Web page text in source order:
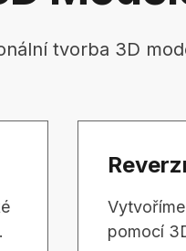
tvorba 3D
pomocí